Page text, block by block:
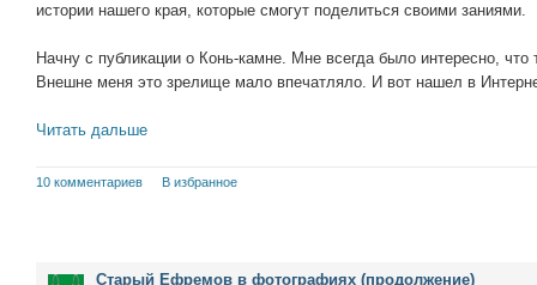
истории нашего края, которые смогут поделиться своими заниями.
Начну с публикации о Конь-камне. Мне всегда было интересно,
Внешне меня это зрелище мало впечатляло. И вот нашел в
Читать дальше
10 комментариев В избранное
Старый Ефремов в фотографиях (продолжение)